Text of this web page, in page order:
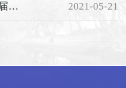
福州黎明职业技术学院第十五届大学生职业生涯规划大赛圆满落幕 2021-05-21